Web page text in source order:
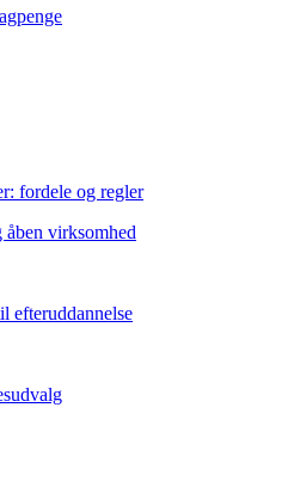
fordele og regler
virksomhed
efteruddannelse